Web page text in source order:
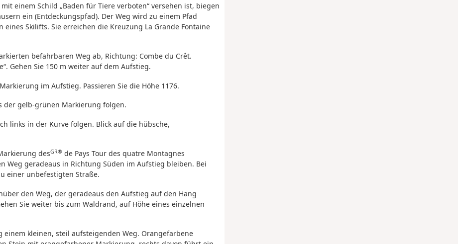
einem Schild „Baden für Tiere verboten“ versehen ist, biegen
ein (Entdeckungspfad). Der Weg wird zu einem Pfad
Skilifts. Sie erreichen die Kreuzung La Grande Fontaine
befahrbaren Weg ab, Richtung: Combe du Crêt.
Gehen Sie 150 m weiter auf dem Aufstieg.
im Aufstieg. Passieren Sie die Höhe 1176.
der gelb-grünen Markierung folgen.
links in der Kurve folgen. Blick auf die hübsche,
desGR®de Pays Tour des quatre Montagnes
Weg geradeaus in Richtung Süden im Aufstieg bleiben. Bei
einer unbefestigten Straße.
den Weg, der geradeaus den Aufstieg auf den Hang
Sie weiter bis zum Waldrand, auf Höhe eines einzelnen
einem kleinen, steil aufsteigenden Weg. Orangefarbene